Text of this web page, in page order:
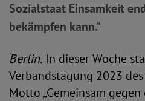
Sozialstaat Einsamkeit
bekämpfen kann.“
Berlin. In dieser Woche
Verbandstagung 2023
Motto „Gemeinsam